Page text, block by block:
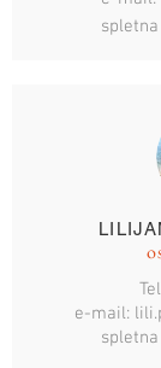
e-mail: